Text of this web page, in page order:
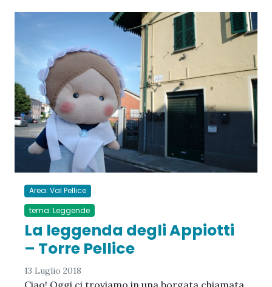
Area: Val Pellice
tema: Leggende
La leggenda degli Appiotti
– Torre Pellice
13 Luglio 2018
Ciao! Oggi ci troviamo in una borgata chiamata